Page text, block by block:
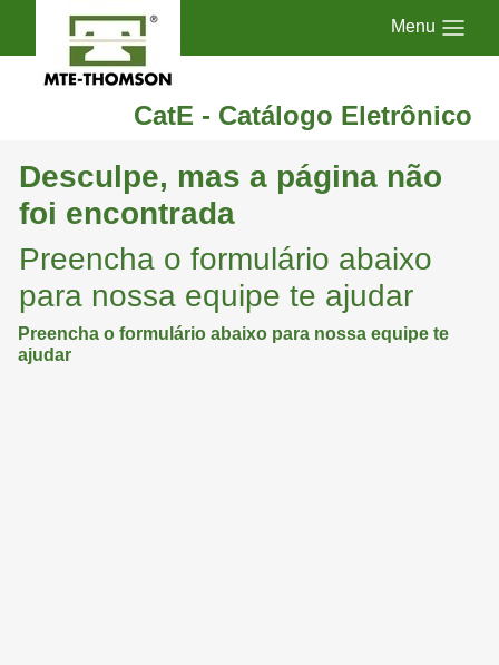
Menu
CatE - Catálogo Eletrônico
Desculpe, mas a página não
foi encontrada
Preencha o formulário abaixo
para nossa equipe te ajudar
Preencha o formulário abaixo para nossa equipe te
ajudar